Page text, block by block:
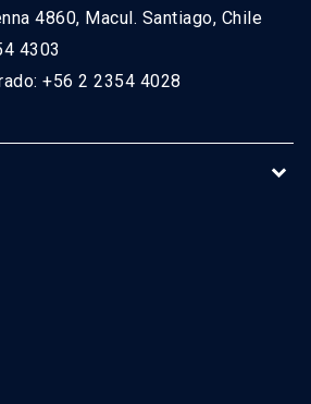
4860, Macul. Santiago, Chile
4303
+56 2 2354 4028